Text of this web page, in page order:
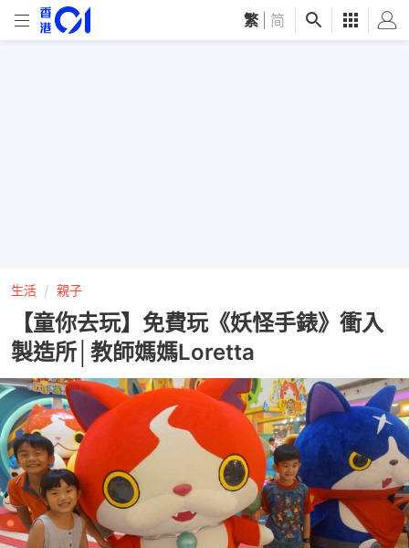
繁 简
生活 親子
【童你去玩】免費玩《妖怪手錶》衝入
製造所│教師媽媽Loretta